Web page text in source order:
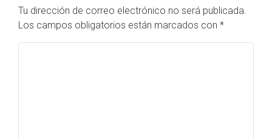
Tu dirección de correo electrónico no será publicada.
Los campos obligatorios están marcados con *